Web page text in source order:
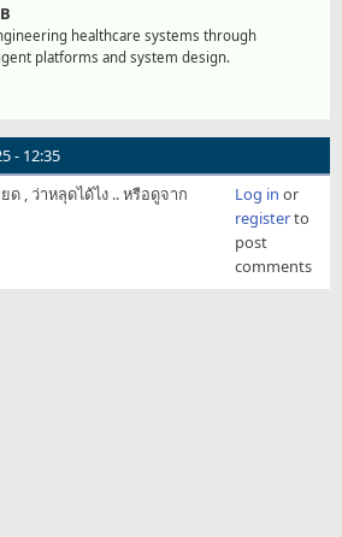
healthcare systems through
platforms and system design.
- 12:35
ด , ว่าหลุดได้ไง .. หรือดูจาก
Log in or
registerto
post
comments